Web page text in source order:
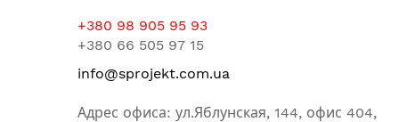
+380 98 905 95 93
+380 66 505 97 15
info@sprojekt.com.ua
Адрес офиса: ул.Яблунская, 144, офис 404,